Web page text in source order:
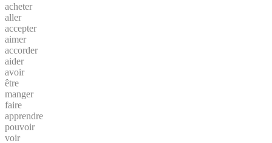
acheter
aller
accepter
aimer
accorder
aider
avoir
être
manger
faire
apprendre
pouvoir
voir